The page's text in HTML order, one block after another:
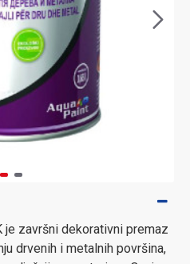
je završni dekorativni premaz
drvenih i metalnih površina,